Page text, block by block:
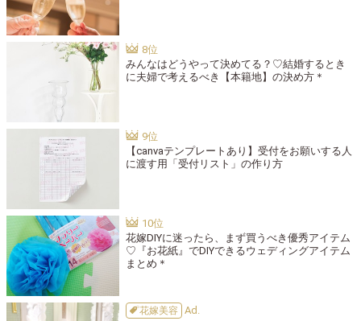
みんなはどうやって決めてる？♡結婚するとき
に夫婦で考えるべき【本籍地】の決め方＊
【canvaテンプレートあり】受付をお願いする人
に渡す用「受付リスト」の作り方
花嫁DIYに迷ったら、まず買うべき優秀アイテム
♡『お花紙』でDIYできるウェディングアイテム
まとめ＊
花嫁美容